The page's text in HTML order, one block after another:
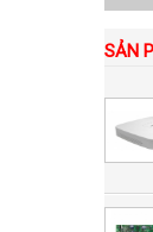
SẢN